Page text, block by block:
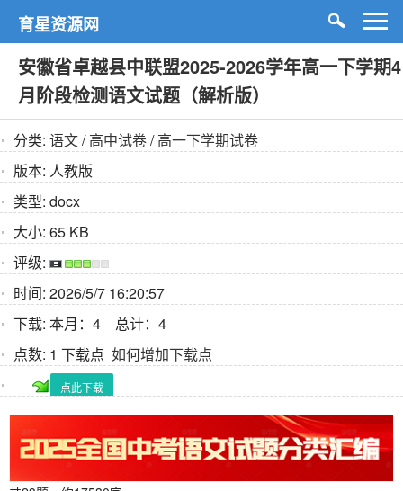
育星资源网
安徽省卓越县中联盟2025-2026学年高一下学期4
月阶段检测语文试题（解析版）
分类: 语文/高中试卷/高一下学期试卷
版本: 人教版
类型: docx
大小: 65 KB
评级:
时间: 2026/5/7 16:20:57
下载: 本月：4 总计：4
点数: 1 下载点 如何增加下载点
点此下载